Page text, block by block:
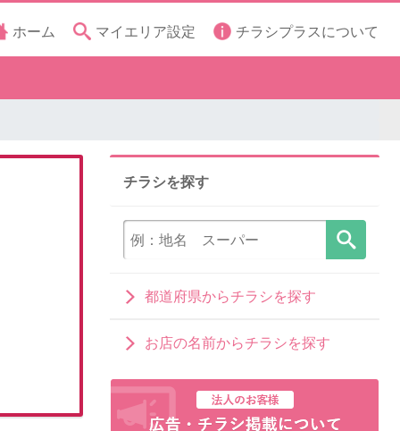
ホーム マイエリア設定 チラシプラスについて
チラシを探す
都道府県からチラシを探す
お店の名前からチラシを探す